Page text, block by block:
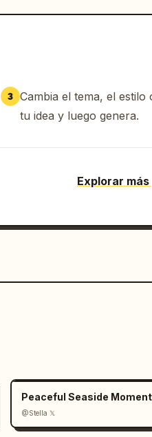
3 Cambia el tema, el estilo
tu idea y luego genera.
Explorar
Peaceful Seaside Moment
@Stella 𝕏